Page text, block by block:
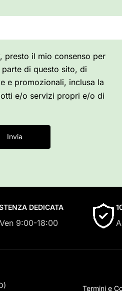
presto il mio consenso per
di questo sito, di
e promozionali, inclusa la
e/o servizi propri e/o di
Invia
DEDICATA
9:00-18:00
Termini e